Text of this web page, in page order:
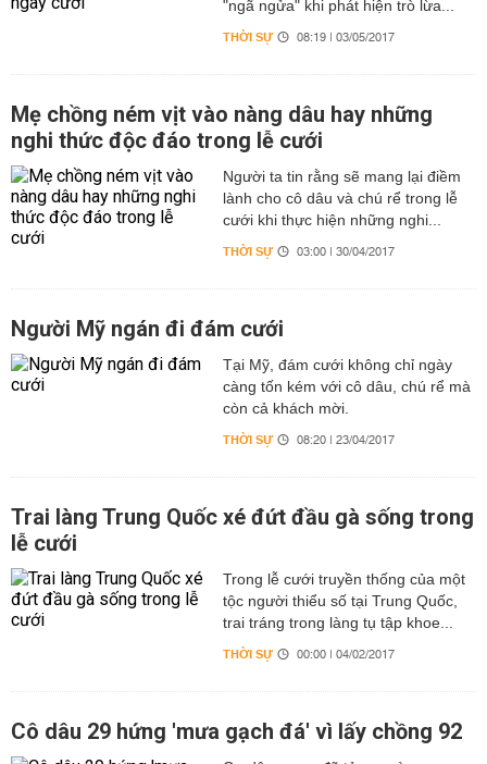
"ngã ngửa" khi phát hiện trò lừa...
THỜI SỰ 08:19 | 03/05/2017
Mẹ chồng ném vịt vào nàng dâu hay những
nghi thức độc đáo trong lễ cưới
Người ta tin rằng sẽ mang lại điềm
lành cho cô dâu và chú rể trong lễ
cưới khi thực hiện những nghi...
THỜI SỰ 03:00 | 30/04/2017
Người Mỹ ngán đi đám cưới
Tại Mỹ, đám cưới không chỉ ngày
càng tốn kém với cô dâu, chú rể mà
còn cả khách mời.
THỜI SỰ 08:20 | 23/04/2017
Trai làng Trung Quốc xé đứt đầu gà sống trong
lễ cưới
Trong lễ cưới truyền thống của một
tộc người thiểu số tại Trung Quốc,
trai tráng trong làng tụ tập khoe...
THỜI SỰ 00:00 | 04/02/2017
Cô dâu 29 hứng 'mưa gạch đá' vì lấy chồng 92